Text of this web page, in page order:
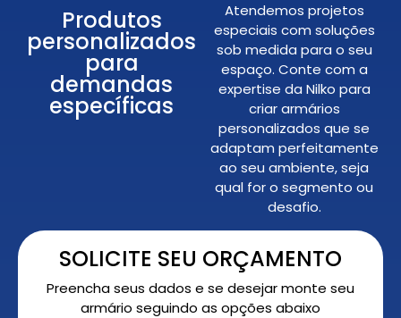
Produtos
personalizados
para
demandas
específicas
Atendemos projetos
especiais com soluções
sob medida para o seu
espaço. Conte com a
expertise da Nilko para
criar armários
personalizados que se
adaptam perfeitamente
ao seu ambiente, seja
qual for o segmento ou
desafio.
SOLICITE SEU ORÇAMENTO
Preencha seus dados e se desejar monte seu
armário seguindo as opções abaixo